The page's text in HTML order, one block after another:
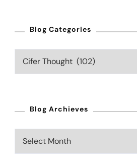
Blog Categories
Blog
Blog Archieves
Blog